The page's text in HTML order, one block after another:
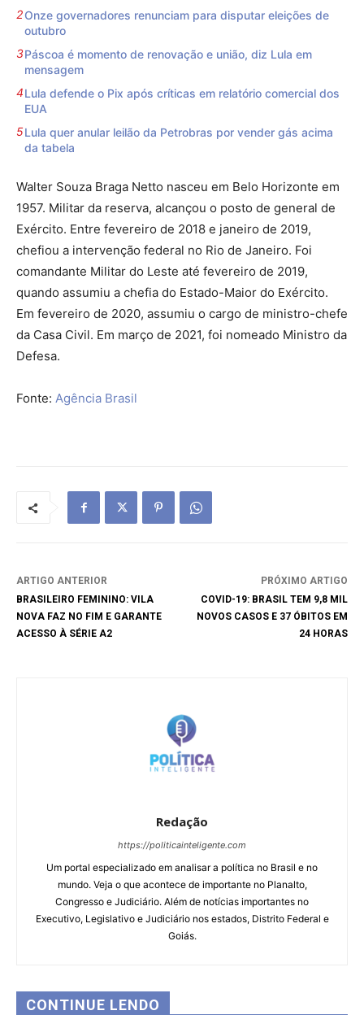
Onze governadores renunciam para disputar eleições de
outubro
Páscoa é momento de renovação e união, diz Lula em
mensagem
Lula defende o Pix após críticas em relatório comercial dos
EUA
Lula quer anular leilão da Petrobras por vender gás acima
da tabela
Walter Souza Braga Netto nasceu em Belo Horizonte em
1957. Militar da reserva, alcançou o posto de general de
Exército. Entre fevereiro de 2018 e janeiro de 2019,
chefiou a intervenção federal no Rio de Janeiro. Foi
comandante Militar do Leste até fevereiro de 2019,
quando assumiu a chefia do Estado-Maior do Exército.
Em fevereiro de 2020, assumiu o cargo de ministro-chefe
da Casa Civil. Em março de 2021, foi nomeado Ministro da
Defesa.
Fonte: Agência Brasil
ARTIGO ANTERIOR
BRASILEIRO FEMININO: VILA
NOVA FAZ NO FIM E GARANTE
ACESSO À SÉRIE A2
PRÓXIMO ARTIGO
COVID-19: BRASIL TEM 9,8 MIL
NOVOS CASOS E 37 ÓBITOS EM
24 HORAS
Redação
https://politicainteligente.com
Um portal especializado em analisar a política no Brasil e no
mundo. Veja o que acontece de importante no Planalto,
Congresso e Judiciário. Além de notícias importantes no
Executivo, Legislativo e Judiciário nos estados, Distrito Federal e
Goiás.
CONTINUE LENDO